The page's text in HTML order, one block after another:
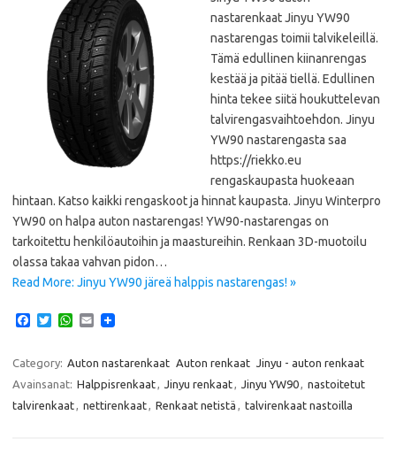
nastarenkaat Jinyu YW90
nastarengas toimii talvikeleillä.
Tämä edullinen kiinanrengas
kestää ja pitää tiellä. Edullinen
hinta tekee siitä houkuttelevan
talvirengasvaihtoehdon. Jinyu
YW90 nastarengasta saa
https://riekko.eu
rengaskaupasta huokeaan
hintaan. Katso kaikki rengaskoot ja hinnat kaupasta. Jinyu Winterpro
YW90 on halpa auton nastarengas! YW90-nastarengas on
tarkoitettu henkilöautoihin ja maastureihin. Renkaan 3D-muotoilu
olassa takaa vahvan pidon…
Read More: Jinyu YW90 järeä halppis nastarengas! »
e
b
o
o
T
t
e
r
W
t
s
A
p
E
i
Category: Auton nastarenkaat Auton renkaat
Jinyu - auton renkaat
Avainsanat: Halppisrenkaat Jinyu renkaat Jinyu YW90
nastoitetut
talvirenkaat
nettirenkaat Renkaat netistä talvirenkaat nastoilla